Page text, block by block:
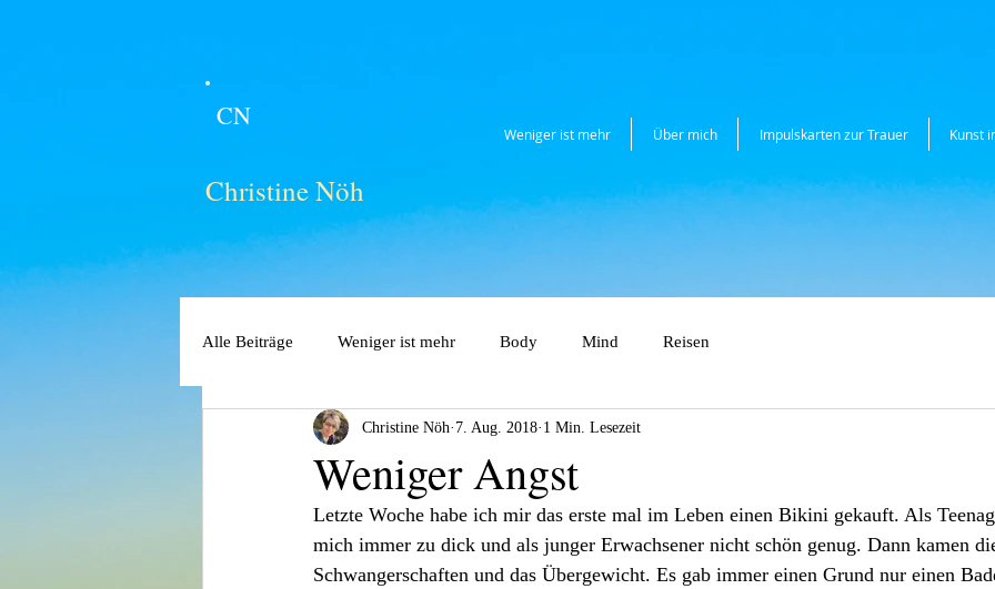
Weniger ist mehr Über mich Impulskarten zur Trauer Kunst
CN
Christine Nöh
Alle Beiträge Weniger ist mehr Body Mind Reisen
Weniger Angst
Christine Nöh 7. Aug. 2018 1 Min. Lesezeit
Letzte Woche habe ich mir das erste mal im Leben einen Bikini gekauft. Als
mich immer zu dick und als junger Erwachsener nicht schön genug. Dann kamen
Schwangerschaften und das Übergewicht. Es gab immer einen Grund nur einen